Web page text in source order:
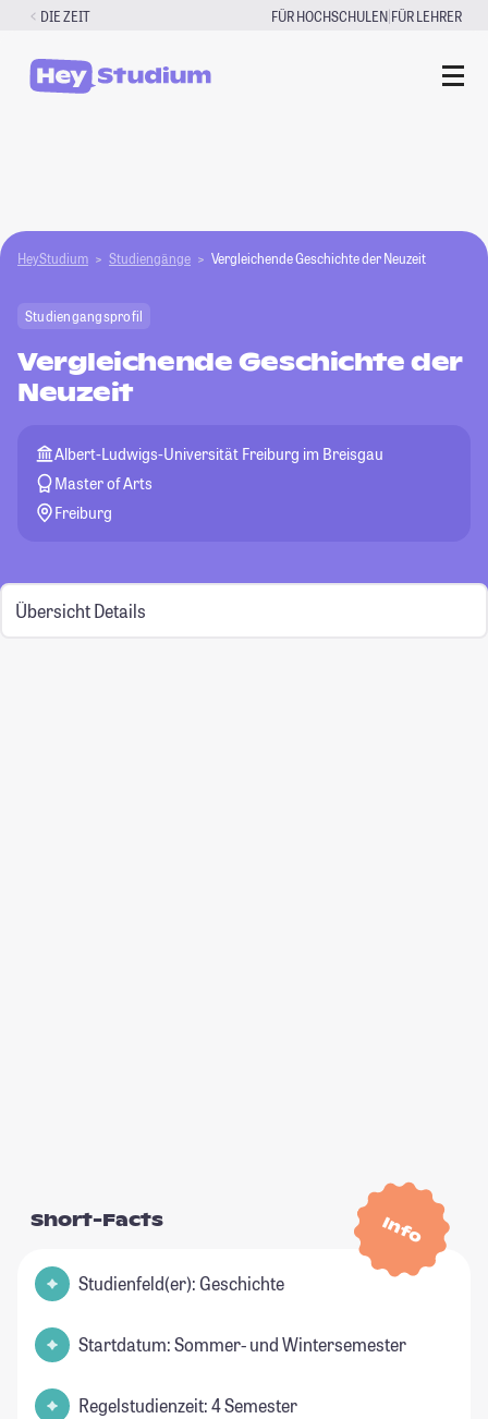
Zum
springen
DIE ZEIT FÜR HOCHSCHULEN|FÜR LEHRER
HeyStudium Studiengänge Vergleichende Geschichte der Neuzeit
Studiengangsprofil
Vergleichende Geschichte der
Neuzeit
Albert-Ludwigs-Universität Freiburg im Breisgau
Master of Arts
Freiburg
Übersicht Details
Info
Short-Facts
Studienfeld(er): Geschichte
Startdatum: Sommer- und Wintersemester
Regelstudienzeit: 4 Semester